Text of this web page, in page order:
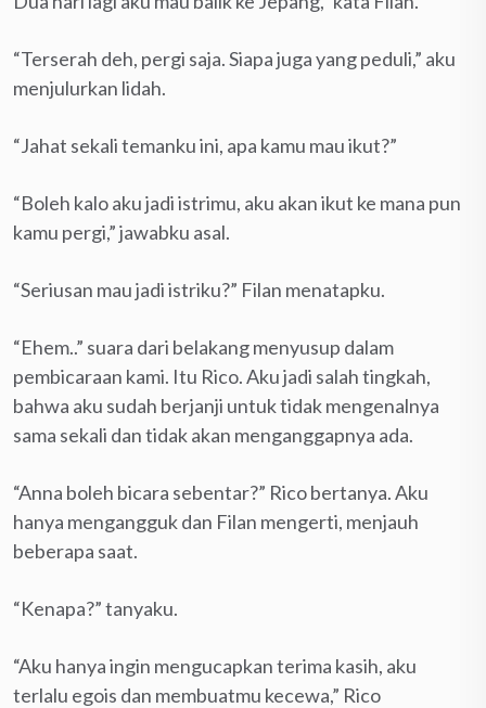
“Terserah deh, pergi saja. Siapa juga yang peduli,” aku
menjulurkan lidah.
“Jahat sekali temanku ini, apa kamu mau ikut?”
“Boleh kalo aku jadi istrimu, aku akan ikut ke mana pun
kamu pergi,” jawabku asal.
“Seriusan mau jadi istriku?” Filan menatapku.
“Ehem..” suara dari belakang menyusup dalam
pembicaraan kami. Itu Rico. Aku jadi salah tingkah,
bahwa aku sudah berjanji untuk tidak mengenalnya
sama sekali dan tidak akan menganggapnya ada.
“Anna boleh bicara sebentar?” Rico bertanya. Aku
hanya mengangguk dan Filan mengerti, menjauh
beberapa saat.
“Kenapa?” tanyaku.
“Aku hanya ingin mengucapkan terima kasih, aku
terlalu egois dan membuatmu kecewa,” Rico